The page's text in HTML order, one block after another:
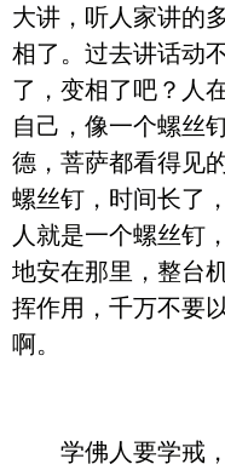
大讲，听人家讲的
相了。过去讲话动
了，变相了吧？人
自己，像一个螺丝
德，菩萨都看得见
螺丝钉，时间长了
人就是一个螺丝钉
地安在那里，整台
挥作用，千万不要
啊。
学佛人要学戒，